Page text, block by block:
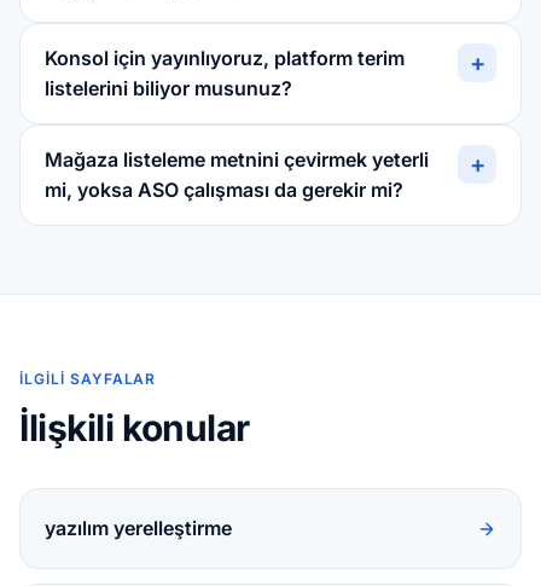
Konsol için yayınlıyoruz, platform terim
listelerini biliyor musunuz?
+
Mağaza listeleme metnini çevirmek yeterli
mi, yoksa ASO çalışması da gerekir mi?
+
İLGILI SAYFALAR
İlişkili konular
yazılım yerelleştirme